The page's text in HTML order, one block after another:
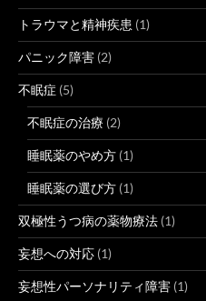
トラウマと精神疾患 (1)
パニック障害 (2)
不眠症 (5)
不眠症の治療 (2)
睡眠薬のやめ方 (1)
睡眠薬の選び方 (1)
双極性うつ病の薬物療法 (1)
妄想への対応 (1)
妄想性パーソナリティ障害 (1)